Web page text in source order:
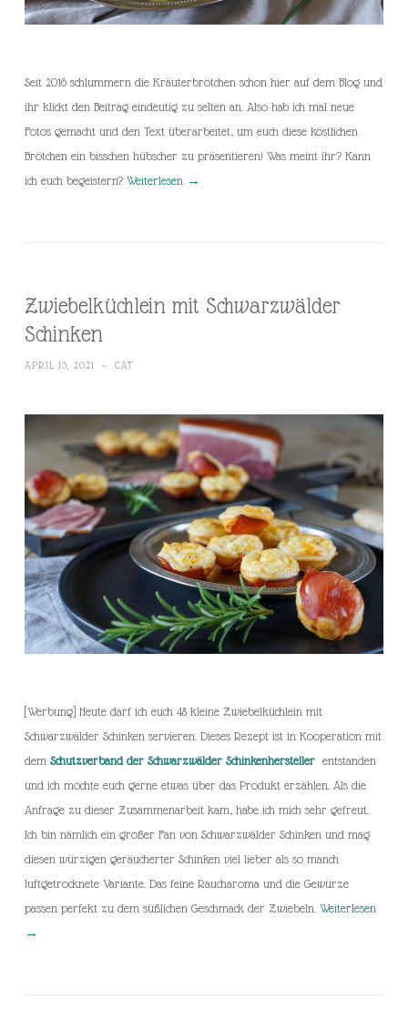
Seit 2016 schlummern die Kräuterbrötchen schon hier auf dem Blog und
ihr klickt den Beitrag eindeutig zu selten an. Also hab ich mal neue
Fotos gemacht und den Text überarbeitet, um euch diese köstlichen
Brötchen ein bisschen hübscher zu präsentieren! Was meint ihr? Kann
ich euch begeistern? Weiterlesen →
Zwiebelküchlein mit Schwarzwälder
Schinken
APRIL 13, 2021 ~ CAT
[Werbung] Heute darf ich euch 48 kleine Zwiebelküchlein mit
Schwarzwälder Schinken servieren. Dieses Rezept ist in Kooperation mit
dem Schutzverband der Schwarzwälder Schinkenhersteller entstanden
und ich möchte euch gerne etwas über das Produkt erzählen. Als die
Anfrage zu dieser Zusammenarbeit kam, habe ich mich sehr gefreut.
Ich bin nämlich ein großer Fan von Schwarzwälder Schinken und mag
diesen würzigen geräucherter Schinken viel lieber als so manch
luftgetrocknete Variante. Das feine Raucharoma und die Gewürze
passen perfekt zu dem süßlichen Geschmack der Zwiebeln. Weiterlesen
→